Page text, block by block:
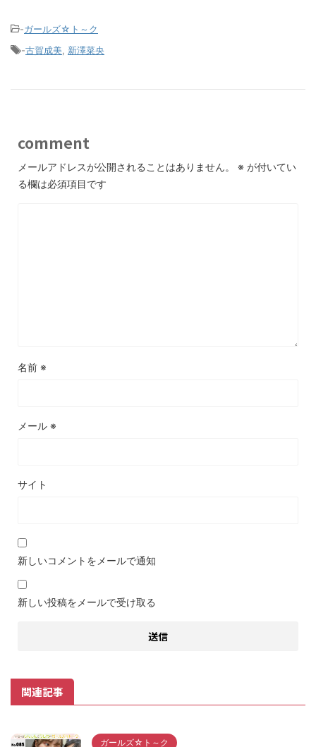
-ガールズ☆ト～ク
-古賀成美 新澤菜央
comment
メールアドレスが公開されることはありません。 ※ が付いてい
る欄は必須項目です
名前 ※
メール ※
サイト
新しいコメントをメールで通知
新しい投稿をメールで受け取る
関連記事
ガールズ☆ト～ク